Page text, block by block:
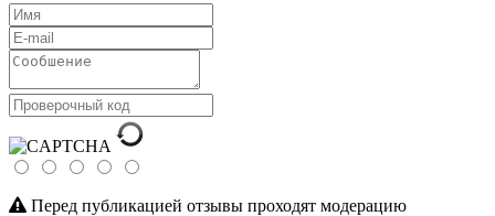
Перед публикацией отзывы проходят модерацию